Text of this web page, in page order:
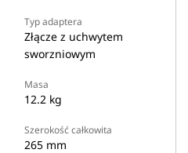
Typ adaptera
Złącze z uchwytem
sworzniowym
Masa
12.2 kg
Szerokość całkowita
265 mm